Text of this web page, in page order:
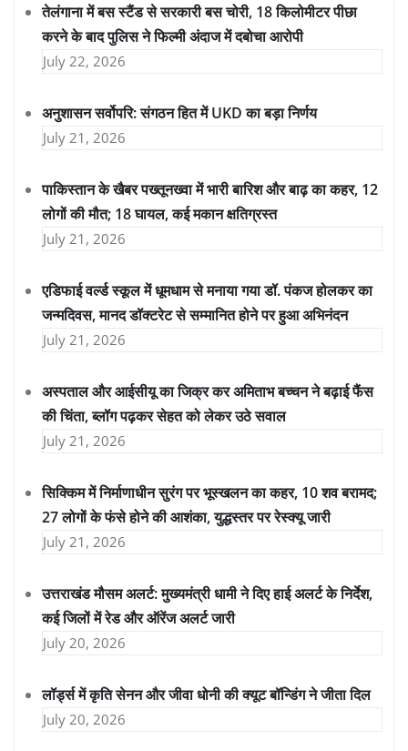
तेलंगाना में बस स्टैंड से सरकारी बस चोरी, 18 किलोमीटर पीछा
करने के बाद पुलिस ने फिल्मी अंदाज में दबोचा आरोपी
July 22, 2026
अनुशासन सर्वोपरि: संगठन हित में UKD का बड़ा निर्णय
July 21, 2026
पाकिस्तान के खैबर पख्तूनख्वा में भारी बारिश और बाढ़ का कहर, 12
लोगों की मौत; 18 घायल, कई मकान क्षतिग्रस्त
July 21, 2026
एडिफाई वर्ल्ड स्कूल में धूमधाम से मनाया गया डॉ. पंकज होलकर का
जन्मदिवस, मानद डॉक्टरेट से सम्मानित होने पर हुआ अभिनंदन
July 21, 2026
अस्पताल और आईसीयू का जिक्र कर अमिताभ बच्चन ने बढ़ाई फैंस
की चिंता, ब्लॉग पढ़कर सेहत को लेकर उठे सवाल
July 21, 2026
सिक्किम में निर्माणाधीन सुरंग पर भूस्खलन का कहर, 10 शव बरामद;
27 लोगों के फंसे होने की आशंका, युद्धस्तर पर रेस्क्यू जारी
July 21, 2026
उत्तराखंड मौसम अलर्ट: मुख्यमंत्री धामी ने दिए हाई अलर्ट के निर्देश,
कई जिलों में रेड और ऑरेंज अलर्ट जारी
July 20, 2026
लॉर्ड्स में कृति सेनन और जीवा धोनी की क्यूट बॉन्डिंग ने जीता दिल
July 20, 2026